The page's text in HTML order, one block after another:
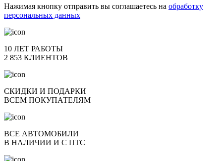
Нажимая кнопку отправить вы соглашаетесь на обработку
персональных данных
10 ЛЕТ РАБОТЫ
2 853 КЛИЕНТОВ
СКИДКИ И ПОДАРКИ
ВСЕМ ПОКУПАТЕЛЯМ
ВСЕ АВТОМОБИЛИ
В НАЛИЧИИ И С ПТС